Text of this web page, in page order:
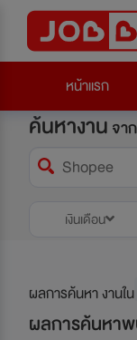
หน้าแรก
ค้นหางาน จา
เงินเดือน
ผลการค้นหา งานใน
ผลการค้นหา